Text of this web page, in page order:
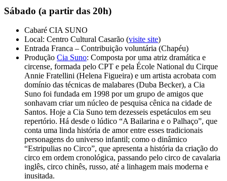
Sábado (a partir das 20h)
Cabaré CIA SUNO
Local: Centro Cultural Casarão (visite site)
Entrada Franca – Contribuição voluntária (Chapéu)
Produção Cia Suno: Composta por uma atriz dramática e
circense, formada pelo CPT e pela École National du Cirque
Annie Fratellini (Helena Figueira) e um artista acrobata com
domínio das técnicas de malabares (Duba Becker), a Cia
Suno foi fundada em 1998 por um grupo de amigos que
sonhavam criar um núcleo de pesquisa cênica na cidade de
Santos. Hoje a Cia Suno tem dezesseis espetáculos em seu
repertório. Há desde o lúdico “A Bailarina e o Palhaço”, que
conta uma linda história de amor entre esses tradicionais
personagens do universo infantil; como o dinâmico
“Estripulias no Circo”, que apresenta a história da criação do
circo em ordem cronológica, passando pelo circo de cavalaria
inglês, circo chinês, russo, até a linhagem mais moderna e
inusitada.